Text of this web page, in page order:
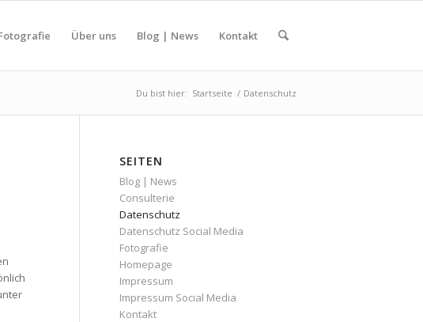
Über uns Blog | News Kontakt
Du bist hier: Startseite / Datenschutz
SEITEN
Blog | News
Consulterie
Datenschutz
Datenschutz Social Media
Fotografie
Homepage
Impressum
Impressum Social Media
Kontakt